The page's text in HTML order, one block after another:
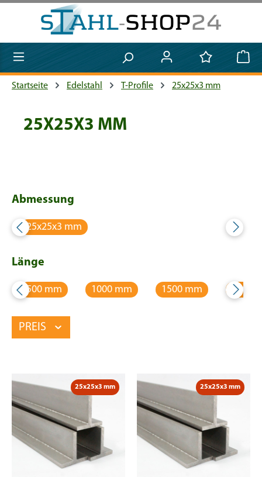
Zum Hauptinhalt springen
Startseite Edelstahl T-Profile 25x25x3 mm
25X25X3 MM
Abmessung
25x25x3 mm
Länge
500 mm 1000 mm 1500 mm 2000
PREIS
25x25x3 mm 25x25x3 mm